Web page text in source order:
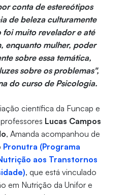
conta de estereótipos
de beleza culturamente
foi muito revelador e até
enquanto mulher, poder
sobre essa temática,
sobre os problemas",
do curso de Psicologia.
científica da Funcap e
Lucas Campos
, Amanda acompanhou de
Pronutra (Programa
aos Transtornos
, que está vinculado
em Nutrição da Unifor e